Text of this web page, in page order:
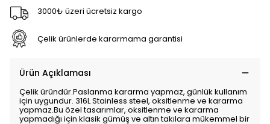
3000₺ üzeri ücretsiz kargo
Çelik ürünlerde kararmama garantisi
Ürün Açıklaması
Çelik üründür.Paslanma kararma yapmaz, günlük kullanım
için uygundur. 316L Stainless steel, oksitlenme ve kararma
yapmaz.Bu özel tasarımlar, oksitlenme ve kararma
yapmadığı için klasik gümüş ve altın takılara mükemmel bir